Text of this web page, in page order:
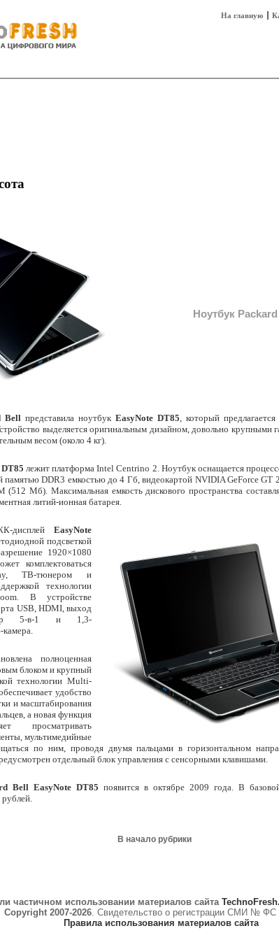
На главную
Ноутбук
Bell представила ноутбук EasyNote DT85, который
выделяется оригинальным дизайном, довольно крупными
весом (около 4 кг).
лежит платформа Intel Centrino 2. Ноутбук оснащается
памятью DDR3 емкостью до 4 Гб, видеокартой NVIDIA GeForce GT
(512 Мб). Максимальная емкость дискового пространства
литий-ионная батарея.
дисплей EasyNote
подсветкой
1920×1080
комплектоваться
ТВ-тюнером и
технологии
В устройстве
USB, HDMI, выход
5-в-1 и 1,3-
камера.
полноценная
блоком и крупный
технологии Multi-
удобство
и масштабирования
а новая функция
просматривать
мультимедийные
по ним, проводя двумя пальцами в горизонтальном
отдельный блок управления с сенсорными клавишами.
Bell EasyNote DT85 появится в октябре 2009 года. В
рублей.
В начало рубрики
частичном использовании материалов сайта
Copyright 2007-2026. Свидетельство о регистрации СМИ № ФС
Правила использования материалов сайта